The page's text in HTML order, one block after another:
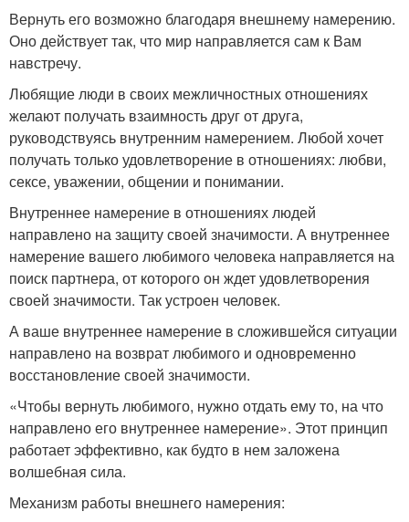
Вернуть его возможно благодаря внешнему намерению.
Оно действует так, что мир направляется сам к Вам
навстречу.
Любящие люди в своих межличностных отношениях
желают получать взаимность друг от друга,
руководствуясь внутренним намерением. Любой хочет
получать только удовлетворение в отношениях: любви,
сексе, уважении, общении и понимании.
Внутреннее намерение в отношениях людей
направлено на защиту своей значимости. А внутреннее
намерение вашего любимого человека направляется на
поиск партнера, от которого он ждет удовлетворения
своей значимости. Так устроен человек.
А ваше внутреннее намерение в сложившейся ситуации
направлено на возврат любимого и одновременно
восстановление своей значимости.
«Чтобы вернуть любимого, нужно отдать ему то, на что
направлено его внутреннее намерение». Этот принцип
работает эффективно, как будто в нем заложена
волшебная сила.
Механизм работы внешнего намерения: